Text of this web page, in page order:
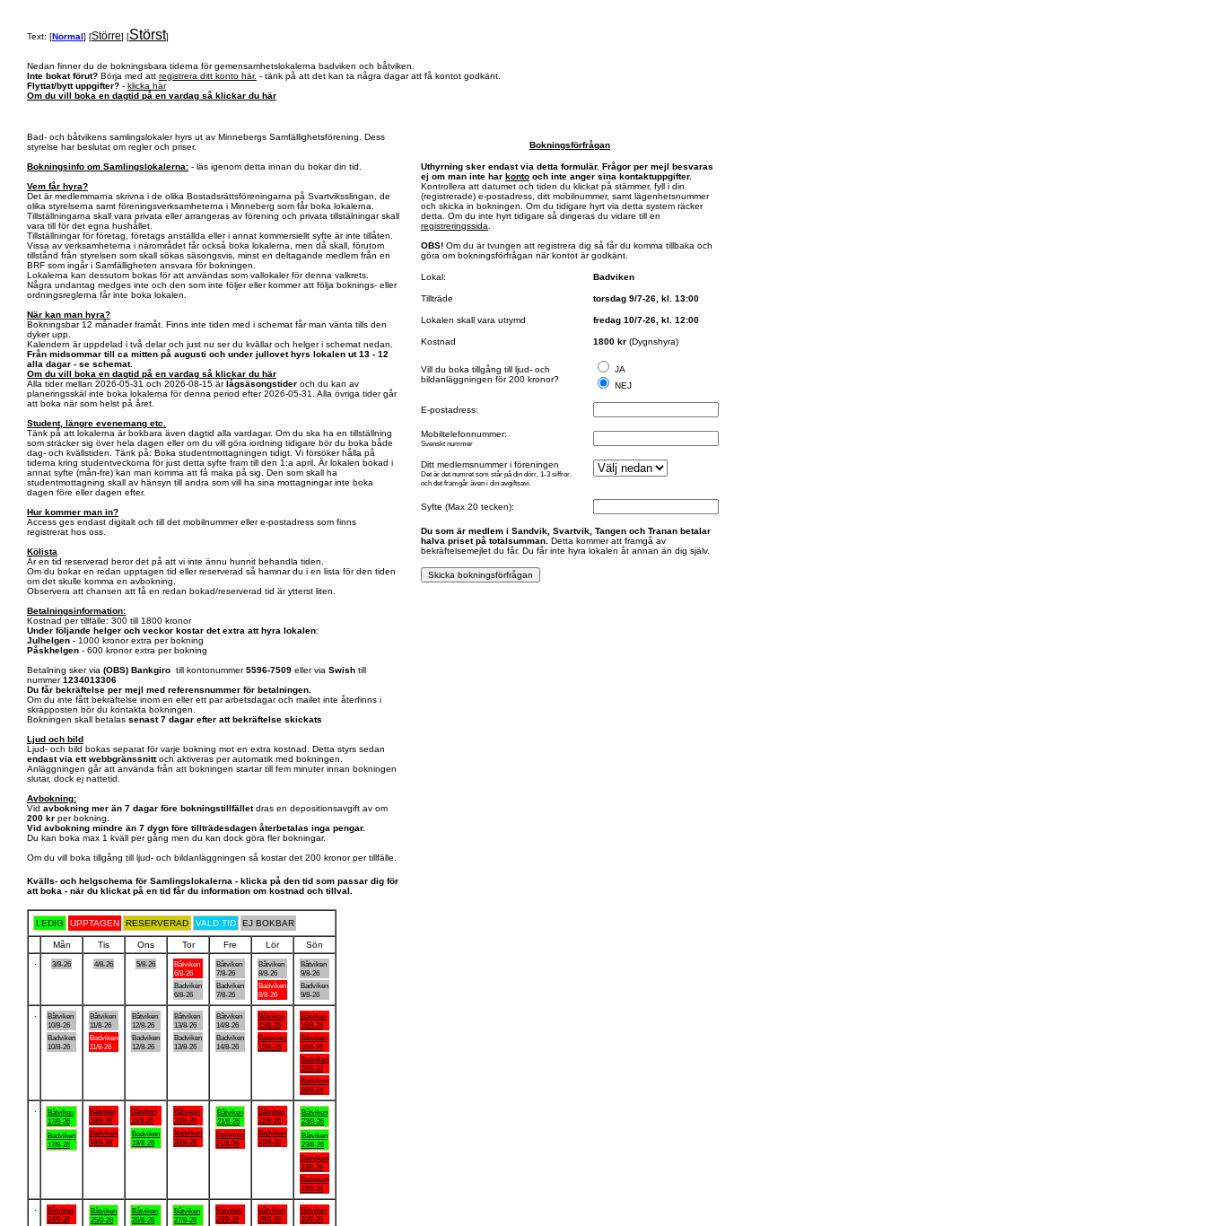
Text: [Normal] [Större] [Störst]
Nedan finner du de bokningsbara tiderna för gemensamhetslokalerna badviken och båtviken.
Inte bokat förut? Börja med att registrera ditt konto här. - tänk på att det kan ta några dagar att få kontot godkänt.
Flyttat/bytt uppgifter? - klicka här
Om du vill boka en dagtid på en vardag så klickar du här
Bad- och båtvikens samlingslokaler hyrs ut av Minnebergs Samfällighetsförening. Dess
styrelse har beslutat om regler och priser.
Bokningsinfo om Samlingslokalerna: - läs igenom detta innan du bokar din tid.
Vem får hyra?
Det är medlemmarna skrivna i de olika Bostadsrättsföreningarna på Svartviksslingan, de
olika styrelserna samt föreningsverksamheterna i Minneberg som får boka lokalerna.
Tillställningarna skall vara privata eller arrangeras av förening och privata tillstälningar skall
vara till för det egna hushållet.
Tillställningar för företag, företags anställda eller i annat kommersiellt syfte är inte tillåten.
Vissa av verksamheterna i närområdet får också boka lokalerna, men då skall, förutom
tillstånd från styrelsen som skall sökas säsongsvis, minst en deltagande medlem från en
BRF som ingår i Samfälligheten ansvara för bokningen.
Lokalerna kan dessutom bokas för att användas som vallokaler för denna valkrets.
Några undantag medges inte och den som inte följer eller kommer att följa boknings- eller
ordningsreglerna får inte boka lokalen.
När kan man hyra?
Bokningsbar 12 månader framåt. Finns inte tiden med i schemat får man vänta tills den
dyker upp.
Kalendern är uppdelad i två delar och just nu ser du kvällar och helger i schemat nedan.
Från midsommar till ca mitten på augusti och under jullovet hyrs lokalen ut 13 - 12
alla dagar - se schemat.
Om du vill boka en dagtid på en vardag så klickar du här
Alla tider mellan 2026-05-31 och 2026-08-15 ärlågsäsongstider och du kan av
planeringsskäl inte boka lokalerna för denna period efter 2026-05-31. Alla övriga tider går
att boka när som helst på året.
Student, längre evenemang etc.
Tänk på att lokalerna är bokbara även dagtid alla vardagar. Om du ska ha en tillställning
som sträcker sig över hela dagen eller om du vill göra iordning tidigare bör du boka både
dag- och kvällstiden. Tänk på: Boka studentmottagningen tidigt. Vi försöker hålla på
tiderna kring studentveckorna för just detta syfte fram till den 1:a april. Är lokalen bokad i
annat syfte (mån-fre) kan man komma att få maka på sig. Den som skall ha
studentmottagning skall av hänsyn till andra som vill ha sina mottagningar inte boka
dagen före eller dagen efter.
Hur kommer man in?
Access ges endast digitalt och till det mobilnummer eller e-postadress som finns
registrerat hos oss.
Kölista
Är en tid reserverad beror det på att vi inte ännu hunnit behandla tiden.
Om du bokar en redan upptagen tid eller reserverad så hamnar du i en lista för den tiden
om det skulle komma en avbokning.
Observera att chansen att få en redan bokad/reserverad tid är ytterst liten.
Betalningsinformation:
Kostnad per tillfälle: 300 till 1800 kronor
Under följande helger och veckor kostar det extra att hyra lokalen:
Julhelgen - 1000 kronor extra per bokning
Påskhelgen - 600 kronor extra per bokning
Betalning sker via (OBS) Bankgiro till kontonummer5596-7509 eller via Swish till
nummer1234013306
Du får bekräftelse per mejl med referensnummer för betalningen.
Om du inte fått bekräftelse inom en eller ett par arbetsdagar och mailet inte återfinns i
skräpposten bör du kontakta bokningen.
Bokningen skall betalas senast 7 dagar efter att bekräftelse skickats
Ljud och bild
Ljud- och bild bokas separat för varje bokning mot en extra kostnad. Detta styrs sedan
endast via ett webbgränssnittoch aktiveras per automatik med bokningen.
Anläggningen går att använda från att bokningen startar till fem minuter innan bokningen
slutar, dock ej nattetid.
Avbokning:
Vid avbokning mer än 7 dagar före bokningstillfälletdras en depositionsavgift av om
200 kr per bokning.
Vid avbokning mindre än 7 dygn före tillträdesdagen återbetalas inga pengar.
Du kan boka max 1 kväll per gång men du kan dock göra fler bokningar.
Om du vill boka tillgång till ljud- och bildanläggningen så kostar det 200 kronor per tillfälle.
Bokningsförfrågan
Uthyrning sker endast via detta formulär. Frågor per mejl besvaras
ej om man inte har konto och inte anger sina kontaktuppgifter.
Kontrollera att datumet och tiden du klickat på stämmer, fyll i din
(registrerade) e-postadress, ditt mobilnummer, samt lägenhetsnummer
och skicka in bokningen. Om du tidigare hyrt via detta system räcker
detta. Om du inte hyrt tidigare så dirigeras du vidare till en
registreringssida
OBS! Om du är tvungen att registrera dig så får du komma tillbaka och
göra om bokningsförfrågan när kontot är godkänt.
Lokal: Badviken
Tillträde torsdag 9/7-26, kl. 13:00
Lokalen skall vara utrymd fredag 10/7-26, kl. 12:00
Kostnad 1800 kr (Dygnshyra)
Vill du boka tillgång till ljud- och
bildanläggningen för 200 kronor?
JA
NEJ
E-postadress:
Mobiltelefonnummer:
Svenskt nummer
Ditt medlemsnummer i föreningen
Det är det numret som står på din dörr, 1-3 siffror.
och det framgår även i din avgiftsavi.
Syfte (Max 20 tecken):
Du som är medlem i Sandvik, Svartvik, Tangen och Tranan betalar
halva priset på totalsumman. Detta kommer att framgå av
bekräftelsemejlet du får. Du får inte hyra lokalen åt annan än dig själv.
Kvälls- och helgschema för Samlingslokalerna - klicka på den tid som passar dig för
att boka - när du klickat på en tid får du information om kostnad och tillval.
LEDIG UPPTAGEN RESERVERAD VALD TID EJ BOKBAR
Mån Tis Ons Tor Fre Lör
Sön
3/8-26 4/8-26 5/8-26
Båtviken
6/8-26
Badviken
6/8-26
Båtviken
7/8-26
Badviken
7/8-26
Båtviken
8/8-26
Badviken
8/8-26
Båtviken
9/8-26
Badviken
9/8-26
Båtviken
10/8-26
Badviken
10/8-26
Båtviken
11/8-26
Badviken
11/8-26
Båtviken
12/8-26
Badviken
12/8-26
Båtviken
13/8-26
Badviken
13/8-26
Båtviken
14/8-26
Badviken
14/8-26
Båtviken
15/8-26
Badviken
15/8-26
Båtviken
16/8-26
Båtviken
16/8-26
Badviken
16/8-26
Badviken
16/8-26
Båtviken
17/8-26
Badviken
17/8-26
Båtviken
18/8-26
Badviken
18/8-26
Båtviken
19/8-26
Badviken
19/8-26
Båtviken
20/8-26
Badviken
20/8-26
Båtviken
21/8-26
Badviken
21/8-26
Båtviken
22/8-26
Badviken
22/8-26
Båtviken
23/8-26
Båtviken
23/8-26
Badviken
23/8-26
Badviken
23/8-26
Båtviken
24/8-26
Båtviken
25/8-26
Båtviken
26/8-26
Båtviken
27/8-26
Båtviken
28/8-26
Båtviken
29/8-26
Båtviken
30/8-26